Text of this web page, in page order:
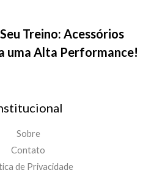
Treino: Acessórios
uma Alta Performance!
Sobre
Contato
de Privacidade